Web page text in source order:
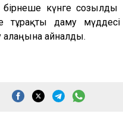
күнге созылды
тұрақты даму мүддесі
алаңына айналды.